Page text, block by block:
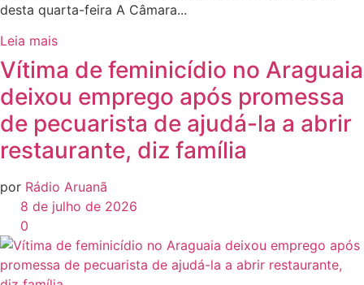
desta quarta-feira A Câmara...
Leia mais
Vítima de feminicídio no Araguaia
deixou emprego após promessa
de pecuarista de ajudá-la a abrir
restaurante, diz família
por Rádio Aruanã
8 de julho de 2026
0